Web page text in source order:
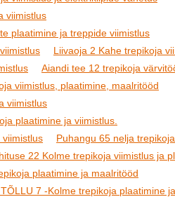
viimistlus
plaatimine ja treppide viimistlus
Liivaoja 2 Kahe trepikoja
Aiandi tee 12 trepikoja
viimistlus, plaatimine, maalritööd
viimistlus
plaatimine ja viimistlus.
viimistlus
Puhangu 65 nelja
22 Kolme trepikoja viimistlus ja
plaatimine ja maalritööd
7 -Kolme trepikoja plaatimine